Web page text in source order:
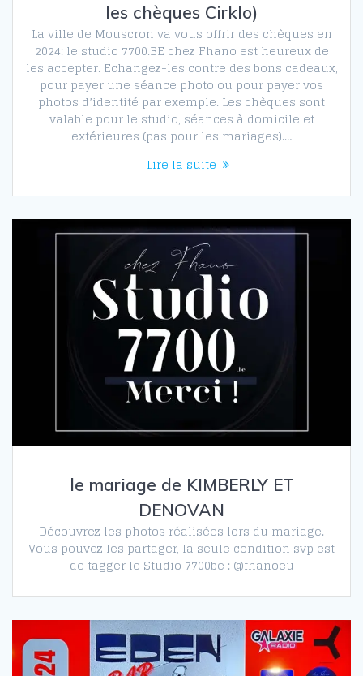
les chèques Cirklo)
La ville de Mouscron va vous offrir des chèques en
2024: le studio 7700.BE chez Fhano est heureux de
les accepter. Echangez-les contre des bons cadeaux,
pour payer une séance photo ou pour payer vos
photos d’identité par exemple. Les chèques sont
valable pour le studio, séances à domicile et
extérieures (pas pour les mariages).…
Lire la suite
le mariage de KIMBERLY ET
DENOVAN
Découvrez les photos réalisées lors du mariage.
Vous pouvez les partager, la seule condition svp est
de tagger le Studio 7700be : @fhanoeu